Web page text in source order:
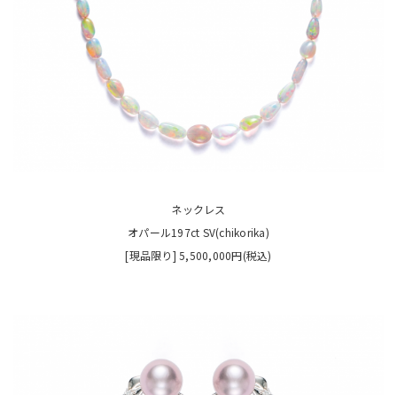
ネックレス
オパール197ct SV(chikorika)
[現品限り] 5,500,000円(税込)